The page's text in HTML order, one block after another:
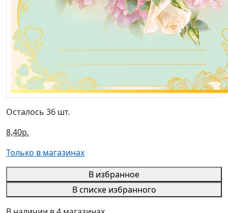
Осталось 36 шт.
8,40р.
Только в магазинах
В избранное
В списке избранного